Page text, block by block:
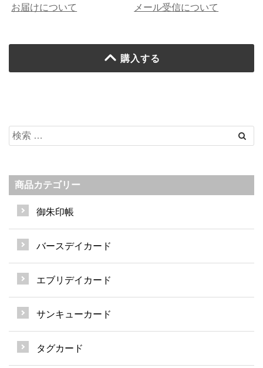
お届けについて
メール受信について
購入する
商品カテゴリー
御朱印帳
バースデイカード
エブリデイカード
サンキューカード
タグカード